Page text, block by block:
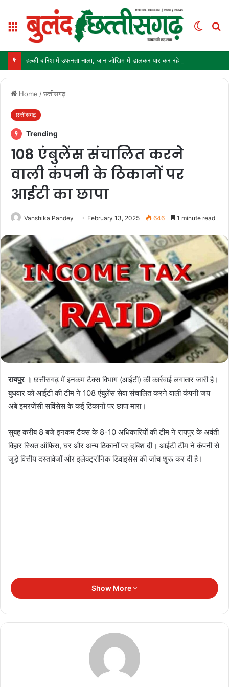
Menu
Switch
Home /छत्तीसगढ़
छत्तीसगढ़
Trending
108 एंबुलेंस संचालित करने
वाली कंपनी के ठिकानों पर
आईटी का छापा
Vanshika Pandey February 13, 2025 646 1 minute read
रायपुर । छत्तीसगढ़ में इनकम टैक्स विभाग (आईटी) की कार्रवाई लगातार जारी है।
बुधवार को आईटी की टीम ने 108 एंबुलेंस सेवा संचालित करने वाली कंपनी जय
अंबे इमरजेंसी सर्विसेस के कई ठिकानों पर छापा मारा।
सुबह करीब 8 बजे इनकम टैक्स के 8-10 अधिकारियों की टीम ने रायपुर के अवंती
विहार स्थित ऑफिस, घर और अन्य ठिकानों पर दबिश दी। आईटी टीम ने कंपनी से
जुड़े वित्तीय दस्तावेजों और इलेक्ट्रॉनिक डिवाइसेस की जांच शुरू कर दी है।
संभावित वित्तीय अनियमितताओं की जांच
सूत्रों के मुताबिक, कंपनी के वित्तीय लेन-देन और टैक्स संबंधी मामलों में गड़बड़ी की
Show More